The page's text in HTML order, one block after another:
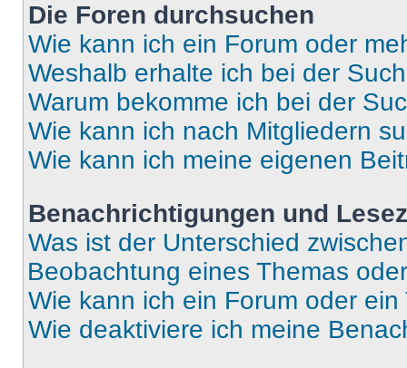
Die Foren durchsuchen
Wie kann ich ein Forum oder
Weshalb erhalte ich bei der
Warum bekomme ich bei der
Wie kann ich nach Mitgliedern
Wie kann ich meine eigenen
Benachrichtigungen und
Was ist der Unterschied
Beobachtung eines Themas
Wie kann ich ein Forum oder
Wie deaktiviere ich meine